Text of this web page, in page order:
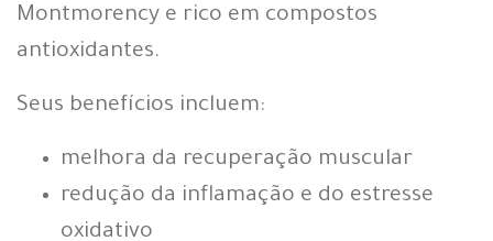
Montmorency e rico em compostos
antioxidantes.
Seus benefícios incluem:
melhora da recuperação muscular
redução da inflamação e do estresse
oxidativo